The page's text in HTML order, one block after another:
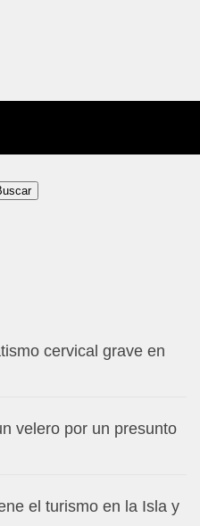
cervical grave en
velero por un presunto
el turismo en la Isla y